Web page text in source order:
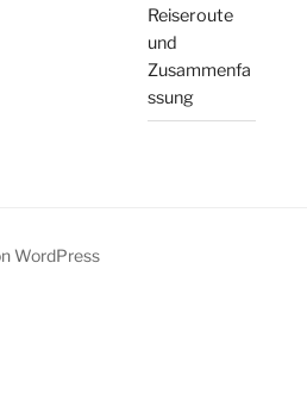
Reiseroute
und
Zusammenfa
ssung
WordPress